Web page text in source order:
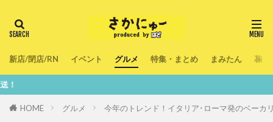
新店/閉店/RN イベント グルメ 特集・まとめ まみたん 暮ら
HOME グルメ 今年のトレンド！イタリア･ローマ発のベーカ